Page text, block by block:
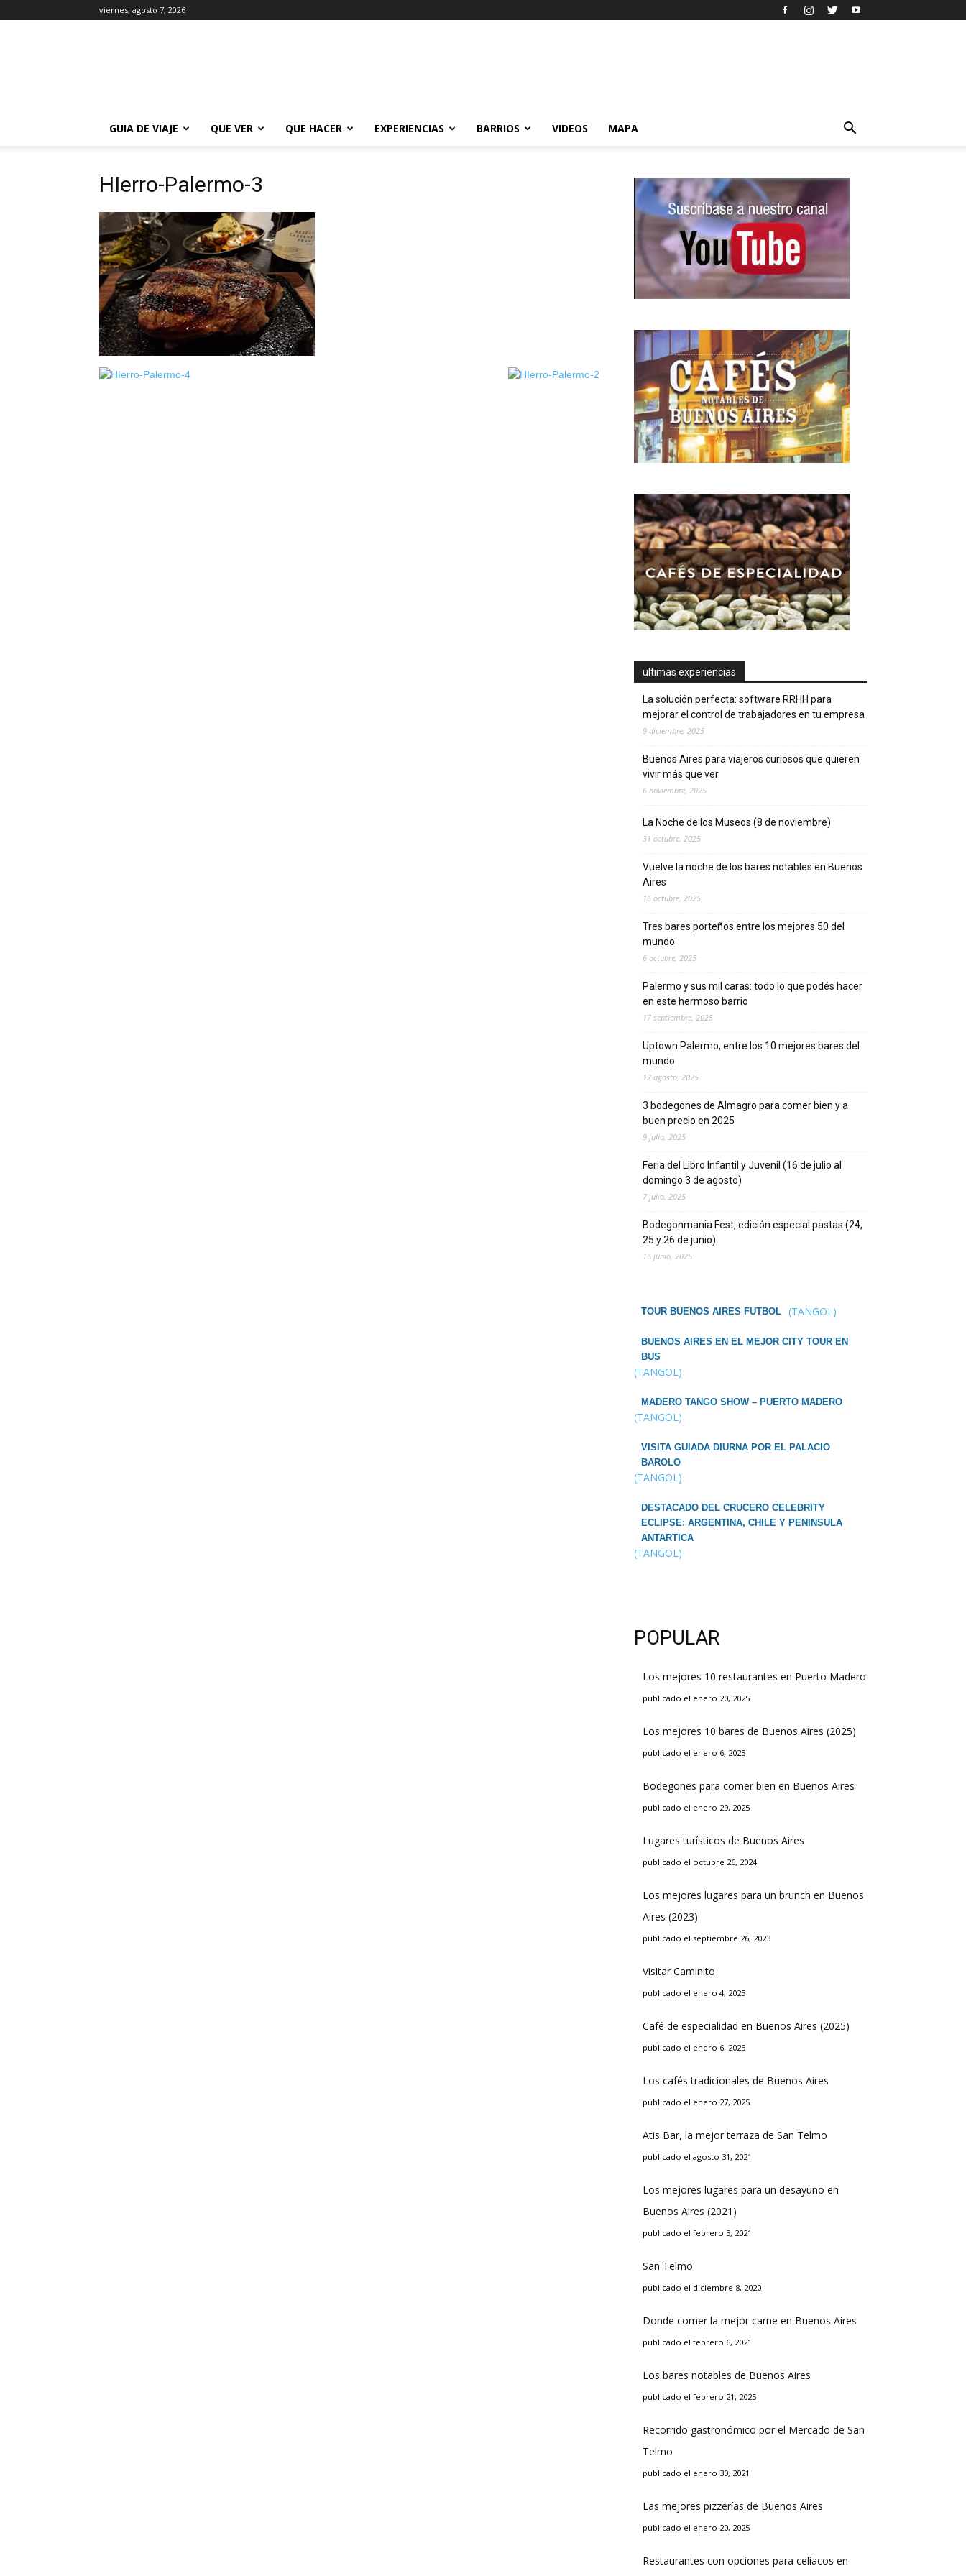
viernes, agosto 7, 2026
GUIA DE VIAJE
QUE VER QUE HACER EXPERIENCIAS BARRIOS VIDEOS MAPA
HIerro-Palermo-3
ultimas experiencias
La solución perfecta: software RRHH para
mejorar el control de trabajadores en tu empresa
9 diciembre, 2025
Buenos Aires para viajeros curiosos que quieren
vivir más que ver
6 noviembre, 2025
La Noche de los Museos (8 de noviembre)
31 octubre, 2025
Vuelve la noche de los bares notables en Buenos
Aires
16 octubre, 2025
Tres bares porteños entre los mejores 50 del
mundo
6 octubre, 2025
Palermo y sus mil caras: todo lo que podés hacer
en este hermoso barrio
17 septiembre, 2025
Uptown Palermo, entre los 10 mejores bares del
mundo
12 agosto, 2025
3 bodegones de Almagro para comer bien y a
buen precio en 2025
9 julio, 2025
Feria del Libro Infantil y Juvenil (16 de julio al
domingo 3 de agosto)
7 julio, 2025
Bodegonmania Fest, edición especial pastas (24,
25 y 26 de junio)
16 junio, 2025
TOUR BUENOS AIRES FUTBOL (TANGOL)
BUENOS AIRES EN EL MEJOR CITY TOUR EN
BUS
(TANGOL)
MADERO TANGO SHOW – PUERTO MADERO
(TANGOL)
VISITA GUIADA DIURNA POR EL PALACIO
BAROLO
(TANGOL)
DESTACADO DEL CRUCERO CELEBRITY
ECLIPSE: ARGENTINA, CHILE Y PENINSULA
ANTARTICA
(TANGOL)
POPULAR
Los mejores 10 restaurantes en Puerto Madero
publicado el enero 20, 2025
Los mejores 10 bares de Buenos Aires (2025)
publicado el enero 6, 2025
Bodegones para comer bien en Buenos Aires
publicado el enero 29, 2025
Lugares turísticos de Buenos Aires
publicado el octubre 26, 2024
Los mejores lugares para un brunch en Buenos
Aires (2023)
publicado el septiembre 26, 2023
Visitar Caminito
publicado el enero 4, 2025
Café de especialidad en Buenos Aires (2025)
publicado el enero 6, 2025
Los cafés tradicionales de Buenos Aires
publicado el enero 27, 2025
Atis Bar, la mejor terraza de San Telmo
publicado el agosto 31, 2021
Los mejores lugares para un desayuno en
Buenos Aires (2021)
publicado el febrero 3, 2021
San Telmo
publicado el diciembre 8, 2020
Donde comer la mejor carne en Buenos Aires
publicado el febrero 6, 2021
Los bares notables de Buenos Aires
publicado el febrero 21, 2025
Recorrido gastronómico por el Mercado de San
Telmo
publicado el enero 30, 2021
Las mejores pizzerías de Buenos Aires
publicado el enero 20, 2025
Restaurantes con opciones para celíacos en